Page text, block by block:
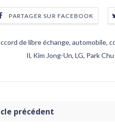
PARTAGER SUR FACEBOOK
de libre échange, automobile,
Il, Kim Jong-Un, LG, Park
précédent